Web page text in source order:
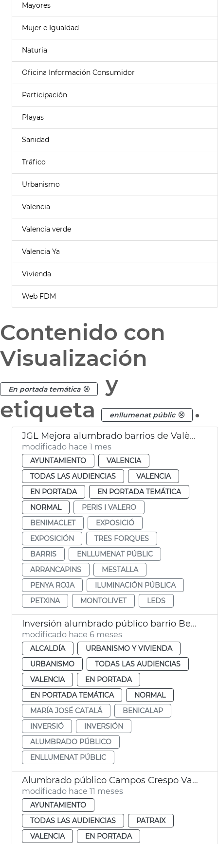
Mayores
Mujer e Igualdad
Naturia
Oficina Información Consumidor
Participación
Playas
Sanidad
Tráfico
Urbanismo
Valencia
Valencia verde
Valencia Ya
Vivienda
Web FDM
Contenido con
Visualización
En portada temática
y
etiqueta
enllumenat públic .
JGL Mejora alumbrado barrios de València
modificado hace 1 mes
AYUNTAMIENTO
VALENCIA
TODAS LAS AUDIENCIAS
VALENCIA
EN PORTADA
EN PORTADA TEMÁTICA
NORMAL
PERIS I VALERO
BENIMACLET
EXPOSICIÓ
EXPOSICIÓN
TRES FORQUES
BARRIS
ENLLUMENAT PÚBLIC
ARRANCAPINS
MESTALLA
PENYA ROJA
ILUMINACIÓN PÚBLICA
PETXINA
MONTOLIVET LEDS
Inversión alumbrado público barrio Benicalap
modificado hace 6 meses
ALCALDÍA
URBANISMO Y VIVIENDA
URBANISMO
TODAS LAS AUDIENCIAS
VALENCIA
EN PORTADA
EN PORTADA TEMÁTICA
NORMAL
MARÍA JOSÉ CATALÁ
BENICALAP
INVERSIÓ
INVERSIÓN
ALUMBRADO PÚBLICO
ENLLUMENAT PÚBLIC
Alumbrado público Campos Crespo València
modificado hace 11 meses
AYUNTAMIENTO
TODAS LAS AUDIENCIAS
PATRAIX
VALENCIA
EN PORTADA